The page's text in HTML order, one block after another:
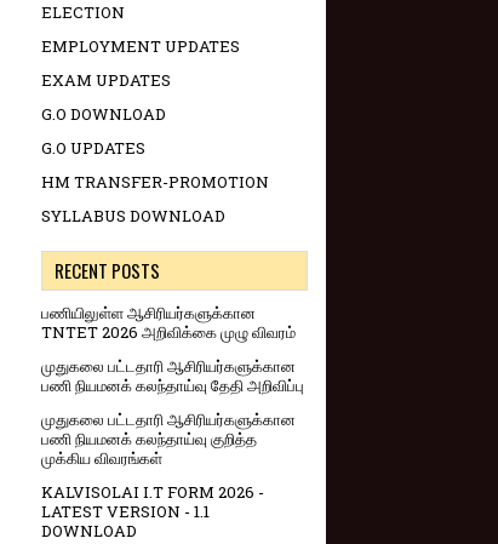
ELECTION
EMPLOYMENT UPDATES
EXAM UPDATES
G.O DOWNLOAD
G.O UPDATES
HM TRANSFER-PROMOTION
SYLLABUS DOWNLOAD
RECENT POSTS
பணியிலுள்ள ஆசிரியர்களுக்கான
TNTET 2026 அறிவிக்கை முழு விவரம்
முதுகலை பட்டதாரி ஆசிரியர்களுக்கான
பணி நியமனக் கலந்தாய்வு தேதி அறிவிப்பு
முதுகலை பட்டதாரி ஆசிரியர்களுக்கான
பணி நியமனக் கலந்தாய்வு குறித்த
முக்கிய விவரங்கள்
KALVISOLAI I.T FORM 2026 -
LATEST VERSION - 1.1
DOWNLOAD